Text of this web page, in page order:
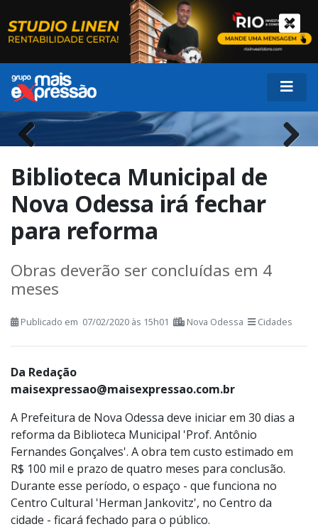
Previous
Biblioteca Municipal de
Nova Odessa irá fechar
para reforma
Obras deverão ser concluídas em 4
meses
Publicado em 07/02/2020 às 15h01 Nova Odessa Cidades
Da Redação
maisexpressao@maisexpressao.com.br
A Prefeitura de Nova Odessa deve iniciar em 30 dias a
reforma da Biblioteca Municipal 'Prof. Antônio
Fernandes Gonçalves'. A obra tem custo estimado em
R$ 100 mil e prazo de quatro meses para conclusão.
Durante esse período, o espaço - que funciona no
Centro Cultural 'Herman Jankovitz', no Centro da
cidade - ficará fechado para o público.